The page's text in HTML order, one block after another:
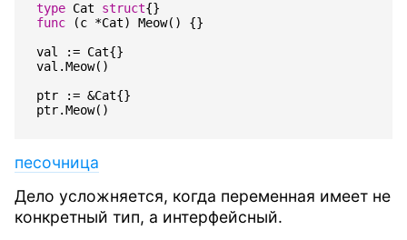
type Cat struct{}
func
(c *Cat) Meow()
{}
val
:= Cat{}
val .Meow()
ptr
:= &Cat{}
ptr.Meow()
песочница
Дело усложняется, когда переменная имеет не
конкретный тип, а интерфейсный.